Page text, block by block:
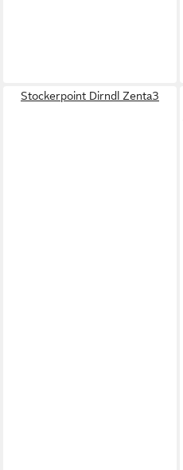
Stockerpoint Dirndl Zenta3